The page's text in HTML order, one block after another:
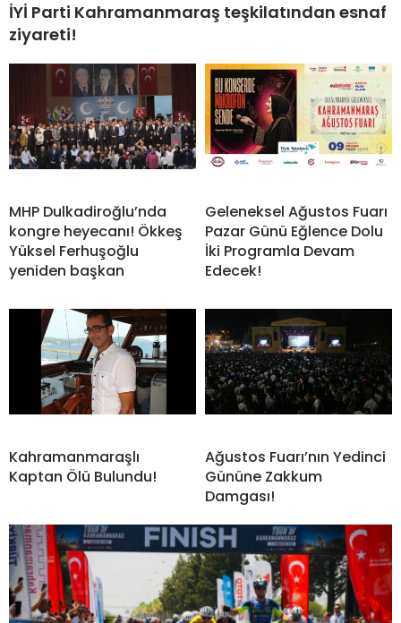
İYİ Parti Kahramanmaraş teşkilatından esnaf
ziyareti!
MHP Dulkadiroğlu’nda
kongre heyecanı! Ökkeş
Yüksel Ferhuşoğlu
yeniden başkan
Geleneksel Ağustos Fuarı
Pazar Günü Eğlence Dolu
İki Programla Devam
Edecek!
Kahramanmaraşlı
Kaptan Ölü Bulundu!
Ağustos Fuarı’nın Yedinci
Gününe Zakkum
Damgası!